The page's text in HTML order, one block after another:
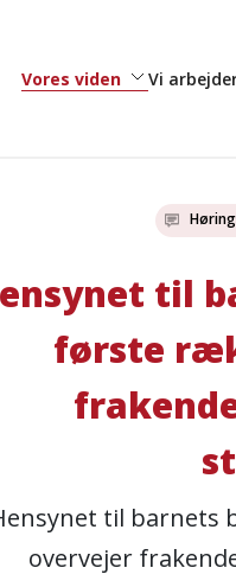
Vores viden Vi
til
første
til barnets
overvejer